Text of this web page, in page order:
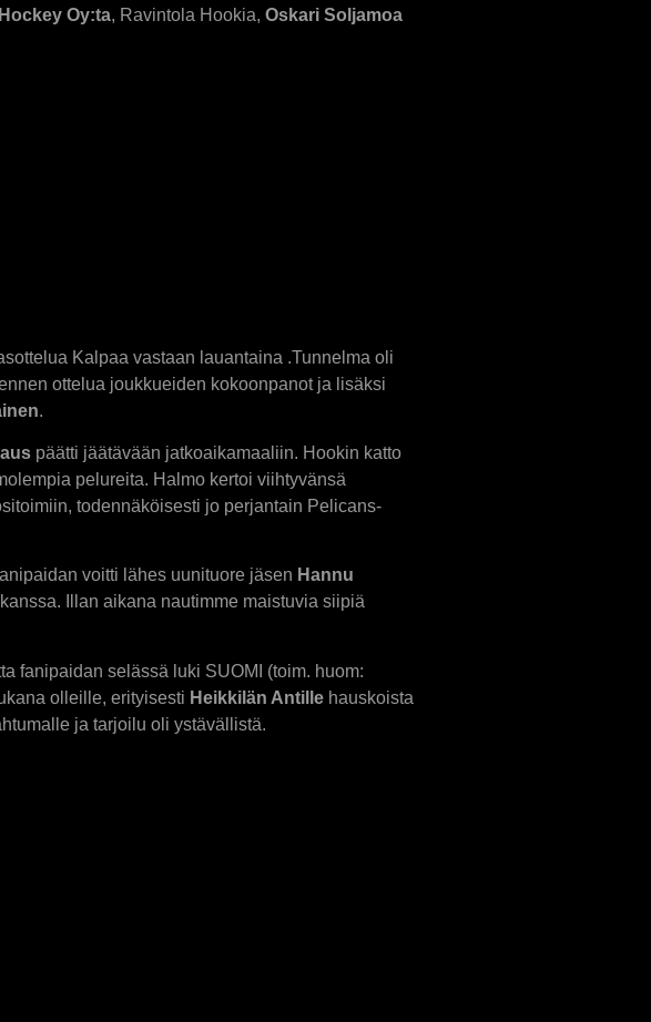
Hockey Oy:ta, Ravintola Hookia, Oskari Soljamoa
Kalpaa vastaan lauantaina .Tunnelma oli
ottelua joukkueiden kokoonpanot ja lisäksi
.
päätti jäätävään jatkoaikamaaliin. Hookin katto
pelureita. Halmo kertoi viihtyvänsä
todennäköisesti jo perjantain Pelicans-
voitti lähes uunituore jäsen Hannu
Illan aikana nautimme maistuvia siipiä
fanipaidan selässä luki SUOMI (toim. huom:
olleille, erityisesti Heikkilän Antille hauskoista
ja tarjoilu oli ystävällistä.